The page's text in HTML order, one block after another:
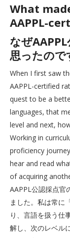
What
AAPPL-
なぜ
思ったので
When I first saw
AAPPL-certified
quest to be a
languages, that
level and next,
Working in
proficiency
hear and read
of acquiring
AAPPL公認採点官
ました。私は常に
り、言語を扱う仕
解し、次のレベル